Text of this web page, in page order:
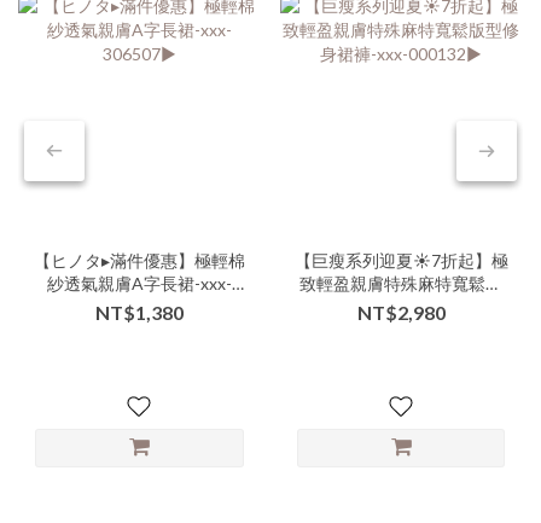
【ヒノタ▸滿件優惠】極輕棉
紗透氣親膚A字長裙-xxx-
306507▶
NT$1,380
【巨瘦系列迎夏☀️7折起】極
致輕盈親膚特殊麻特寬鬆版
型修身裙褲-xxx-000132▶
NT$2,980